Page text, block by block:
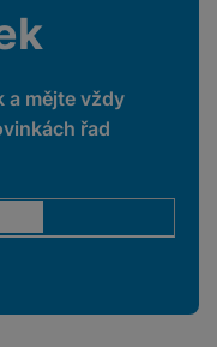
a mějte vždy
řad